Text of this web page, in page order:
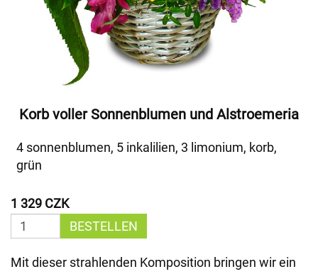
Korb voller Sonnenblumen und Alstroemeria
4 sonnenblumen, 5 inkalilien, 3 limonium, korb,
grün
1 329 CZK
BESTELLEN
Mit dieser strahlenden Komposition bringen wir ein